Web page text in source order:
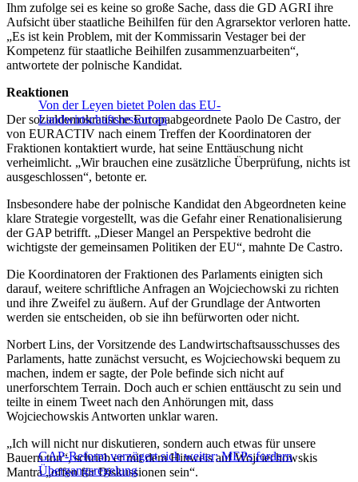
Ihm zufolge sei es keine so große Sache, dass die GD AGRI ihre
Aufsicht über staatliche Beihilfen für den Agrarsektor verloren hatte.
„Es ist kein Problem, mit der Kommissarin Vestager bei der
Kompetenz für staatliche Beihilfen zusammenzuarbeiten“,
antwortete der polnische Kandidat.
Von der Leyen bietet Polen das EU-
Landwirtschaftsressort an
Reaktionen
Der sozialdemokratische Europaabgeordnete Paolo De Castro, der
von EURACTIV nach einem Treffen der Koordinatoren der
Fraktionen kontaktiert wurde, hat seine Enttäuschung nicht
verheimlicht. „Wir brauchen eine zusätzliche Überprüfung, nichts ist
ausgeschlossen“, betonte er.
Insbesondere habe der polnische Kandidat den Abgeordneten keine
klare Strategie vorgestellt, was die Gefahr einer Renationalisierung
der GAP betrifft. „Dieser Mangel an Perspektive bedroht die
wichtigste der gemeinsamen Politiken der EU“, mahnte De Castro.
Die Koordinatoren der Fraktionen des Parlaments einigten sich
darauf, weitere schriftliche Anfragen an Wojciechowski zu richten
und ihre Zweifel zu äußern. Auf der Grundlage der Antworten
werden sie entscheiden, ob sie ihn befürworten oder nicht.
Norbert Lins, der Vorsitzende des Landwirtschaftsausschusses des
Parlaments, hatte zunächst versucht, es Wojciechowski bequem zu
machen, indem er sagte, der Pole befinde sich nicht auf
unerforschtem Terrain. Doch auch er schien enttäuscht zu sein und
teilte in einem Tweet nach den Anhörungen mit, dass
Wojciechowskis Antworten unklar waren.
GAP-Reform verzögert sich weiter; MEPs fordern
Übergangsregelung
„Ich will nicht nur diskutieren, sondern auch etwas für unsere
Bauern tun“, schrieb er mit dem Hinweis auf Wojciechowskis
Mantra „offen für Diskussionen sein“.